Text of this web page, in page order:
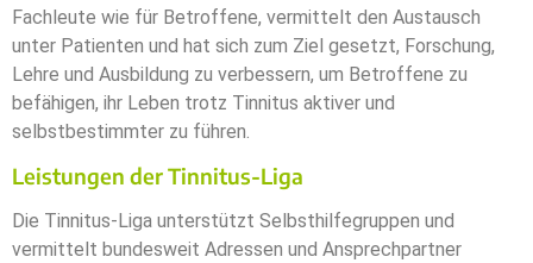
Fachleute wie für Betroffene, vermittelt den Austausch
unter Patienten und hat sich zum Ziel gesetzt, Forschung,
Lehre und Ausbildung zu verbessern, um Betroffene zu
befähigen, ihr Leben trotz Tinnitus aktiver und
selbstbestimmter zu führen.
Leistungen der Tinnitus-Liga
Die Tinnitus-Liga unterstützt Selbsthilfegruppen und
vermittelt bundesweit Adressen und Ansprechpartner